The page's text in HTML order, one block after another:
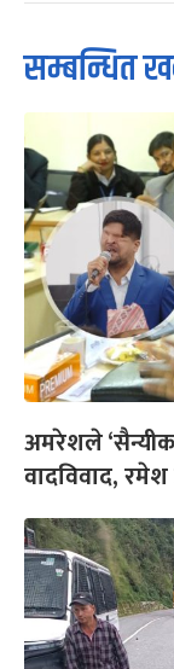
सम्बन्धित
अमरेशले
वादविवाद, रमेश